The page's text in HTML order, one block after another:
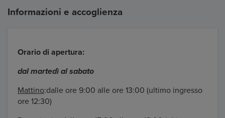
Informazioni e accoglienza
Orario di apertura:
dal martedì al sabato
Mattino:dalle ore 9:00 alle ore 13:00 (ultimo ingresso
ore 12:30)